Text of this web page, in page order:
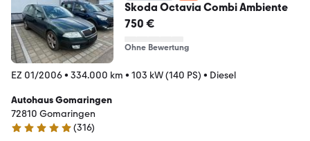
Skoda Octavia Combi Ambiente
750 €
Ohne Bewertung
EZ 01/2006• 334.000 km • 103 kW (140 PS) • Diesel
Autohaus Gomaringen
72810 Gomaringen
4.9 Sterne
(316)